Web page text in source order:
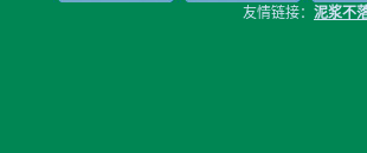
友情链接： 泥浆不